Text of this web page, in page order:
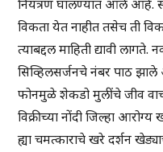
नियंत्रण घालण्यात आले आहे.
विकता येत नाहीत तसेच ती
त्याबद्दल माहिती द्यावी
सिव्हिलसर्जनचे नंबर पाठ
फोनमुळे शेकडो मुलींचे जीव
विक्रीच्या नोंदी जिल्हा आरोग्य
ह्या चमत्काराचे खरे दर्शन